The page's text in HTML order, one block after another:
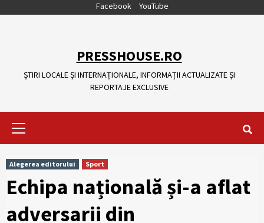
Facebook YouTube
PRESSHOUSE.RO
ȘTIRI LOCALE ȘI INTERNAȚIONALE, INFORMAȚII ACTUALIZATE ȘI
REPORTAJE EXCLUSIVE
Alegerea editorului Sport
Echipa națională și-a aflat
adversarii din